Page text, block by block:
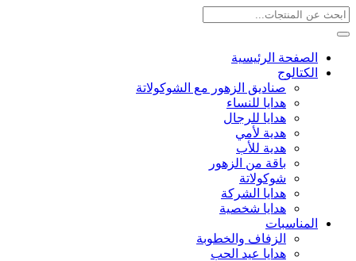
الصفحة الرئيسية
الكتالوج
صناديق الزهور مع الشوكولاتة
هدايا للنساء
هدايا للرجال
هدية لأمي
هدية للأب
باقة من الزهور
شوكولاتة
هدايا الشركة
هدايا شخصية
المناسبات
الزفاف والخطوبة
هدايا عيد الحب